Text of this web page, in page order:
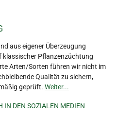
aus eigener Überzeugung
Pflanzenzüchtung
Arten/Sorten führen wir nicht im
Qualität zu sichern,
geprüft. Weiter...
IN DEN SOZIALEN MEDIEN